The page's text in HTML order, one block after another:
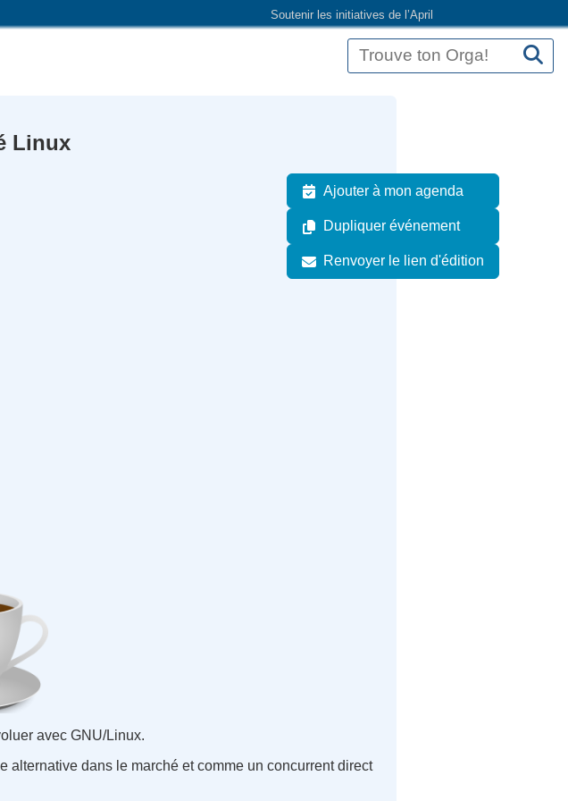
Soutenir les initiatives de l’April
Linux
Ajouter à mon agenda
Dupliquer événement
Renvoyer le lien d'édition
avec GNU/Linux.
dans le marché et comme un concurrent direct